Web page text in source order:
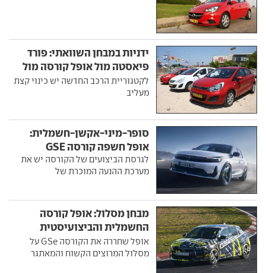
ידניות במבחן השוואתי: פורד
פיאסטה מול אופל קורסה מול
קיה ריו
לקטגוריית הרכב החדשה יש כינוי קצת
מעליב
סופר-מיני-אקשן-חשמלית:
אופל חשפה קורסה GSE
לגרסת הביצועים של הקורסה יש את
מערכת ההנעה המוכרת של
מבחן מסלול: אופל קורסה
החשמלית והביצועיסטית
בנורבורגרינג
אופל שחררה את הקורסה GSe על
מסלול המרוצים הקשוח והמאתגר